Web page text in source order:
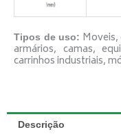
Tipos de uso:
armários, camas,
carrinhos industriais,
Descrição